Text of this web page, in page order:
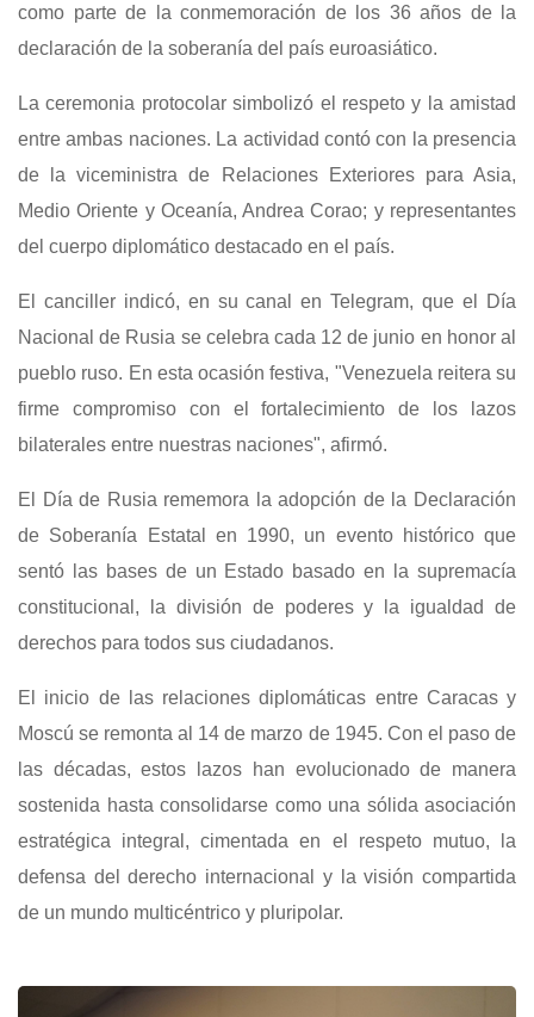
como parte de la conmemoración de los 36 años de la
declaración de la soberanía del país euroasiático.
La ceremonia protocolar simbolizó el respeto y la amistad
entre ambas naciones. La actividad contó con la presencia
de la viceministra de Relaciones Exteriores para Asia,
Medio Oriente y Oceanía, Andrea Corao; y representantes
del cuerpo diplomático destacado en el país.
El canciller indicó, en su canal en Telegram, que el Día
Nacional de Rusia se celebra cada 12 de junio en honor al
pueblo ruso. En esta ocasión festiva, "Venezuela reitera su
firme compromiso con el fortalecimiento de los lazos
bilaterales entre nuestras naciones", afirmó.
‎El Día de Rusia rememora la adopción de la Declaración
de Soberanía Estatal en 1990, un evento histórico que
sentó las bases de un Estado basado en la supremacía
constitucional, la división de poderes y la igualdad de
derechos para todos sus ciudadanos.
El inicio de las relaciones diplomáticas entre Caracas y
Moscú se remonta al 14 de marzo de 1945. Con el paso de
las décadas, estos lazos han evolucionado de manera
sostenida hasta consolidarse como una sólida asociación
estratégica integral, cimentada en el respeto mutuo, la
defensa del derecho internacional y la visión compartida
de un mundo multicéntrico y pluripolar.